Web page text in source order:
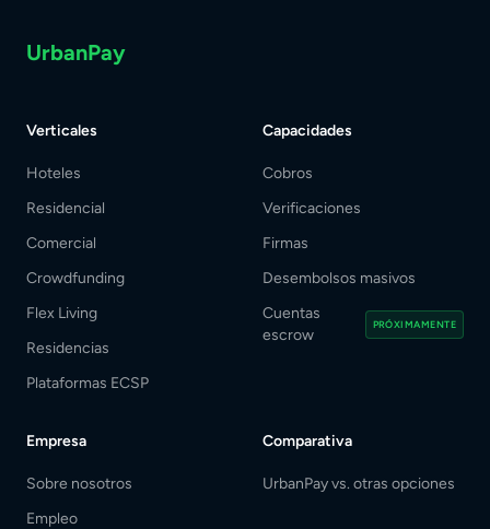
UrbanPay
Verticales
Hoteles
Residencial
Comercial
Crowdfunding
Flex Living
Residencias
Plataformas ECSP
Capacidades
Cobros
Verificaciones
Firmas
Desembolsos masivos
Cuentas
escrow
PRÓXIMAMENTE
Empresa
Sobre nosotros
Empleo
Comparativa
UrbanPay vs. otras opciones